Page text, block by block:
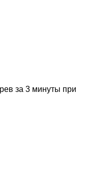
за 3 минуты при